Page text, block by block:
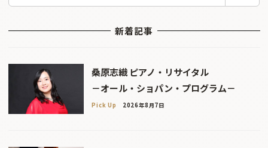
新着記事
桑原志織 ピアノ・リサイタル
－オール・ショパン・プログラム－
Pick Up 2026年8月7日